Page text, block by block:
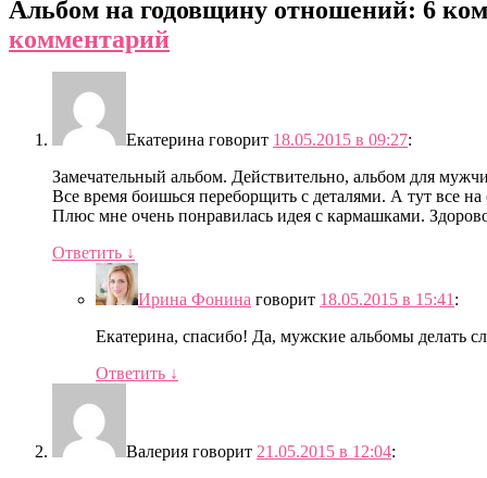
Альбом на годовщину отношений: 6
комментарий
Екатерина говорит 18.05.2015 в 09:27:
Замечательный альбом. Действительно, альбом для
Все время боишься переборщить с деталями. А тут все
Плюс мне очень понравилась идея с кармашками.
Ответить ↓
Ирина Фонина говорит 18.05.2015 в 15:41 :
Екатерина, спасибо! Да, мужские альбомы делать
Ответить ↓
Валерия говорит 21.05.2015 в 12:04: